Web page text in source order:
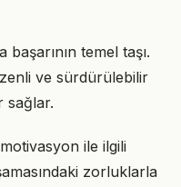
temel taşı.
ve sürdürülebilir
sağlar.
ile ilgili
zorluklarla